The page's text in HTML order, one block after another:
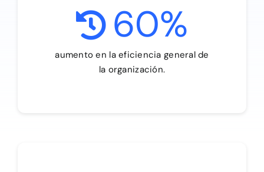
60%
aumento en la eficiencia general de
la organización.